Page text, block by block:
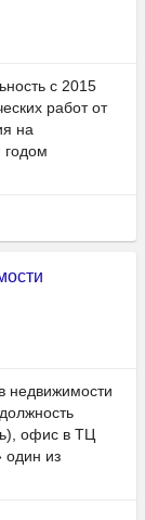
с 2015
работ от
на
недвижимости
офис в ТЦ
один из